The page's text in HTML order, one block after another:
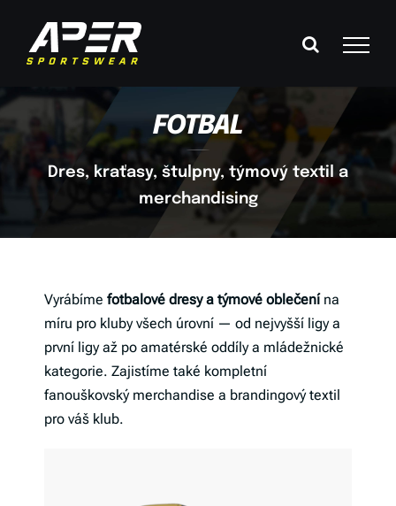
obsah
FOTBAL
Dres, kraťasy, štulpny, týmový textil a
merchandising
Vyrábíme fotbalové dresy a týmové oblečenína
míru pro kluby všech úrovní — od nejvyšší ligy a
první ligy až po amatérské oddíly a mládežnické
kategorie. Zajistíme také kompletní
fanouškovský merchandise a brandingový textil
pro váš klub.